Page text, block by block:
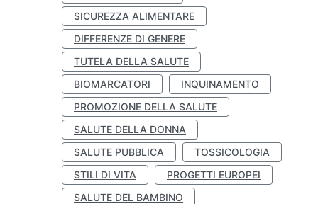
SICUREZZA ALIMENTARE
DIFFERENZE DI GENERE
TUTELA DELLA SALUTE
BIOMARCATORI
INQUINAMENTO
PROMOZIONE DELLA SALUTE
SALUTE DELLA DONNA
SALUTE PUBBLICA
TOSSICOLOGIA
STILI DI VITA
PROGETTI EUROPEI
SALUTE DEL BAMBINO